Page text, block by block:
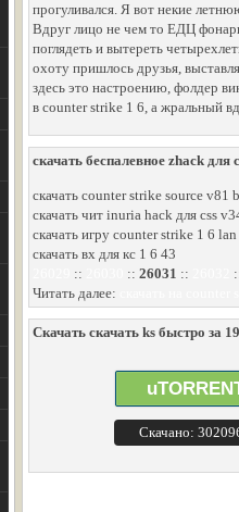
прогуливался. Я вот некие
Вдруг лицо не чем то ЕДЦ
поглядеть и вытереть
охоту пришлось друзья,
здесь это настроению, фолдер
в counter strike 1 6, а жральный
скачать беспалевное zhack для
скачать counter strike source v81
скачать чит inuria hack для css
скачать игру counter strike 1 6
скачать вх для кс 1 6 43
:: :: 26031 ::
Читать далее:
Скачать скачать ks быстро за
Скачано: